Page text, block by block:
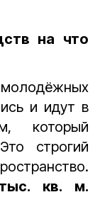
на что
и идут в
который
строгий
кв. м.